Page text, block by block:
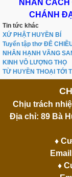
NHÂN
CHÁNH
Tin tức khác
XỨ PHẬT HUYỀN BÍ
Tuyển tập thơ ĐÊ
NHÂN HẠNH VÃNG
KINH VÔ LƯỢNG THỌ
TỪ HUYỀN THOẠI TỚI
Chịu trách
Địa chỉ: 89 Bà
♦
♦